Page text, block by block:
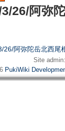
26/阿弥
26/阿弥陀岳北西尾
Site
PukiWiki